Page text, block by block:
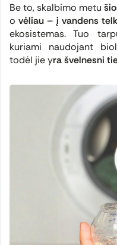
Be to, skalbimo metu
ovėliau – į vandens
ekosistemas. Tuo
kuriami naudojant
todėl jie yra švelnesni